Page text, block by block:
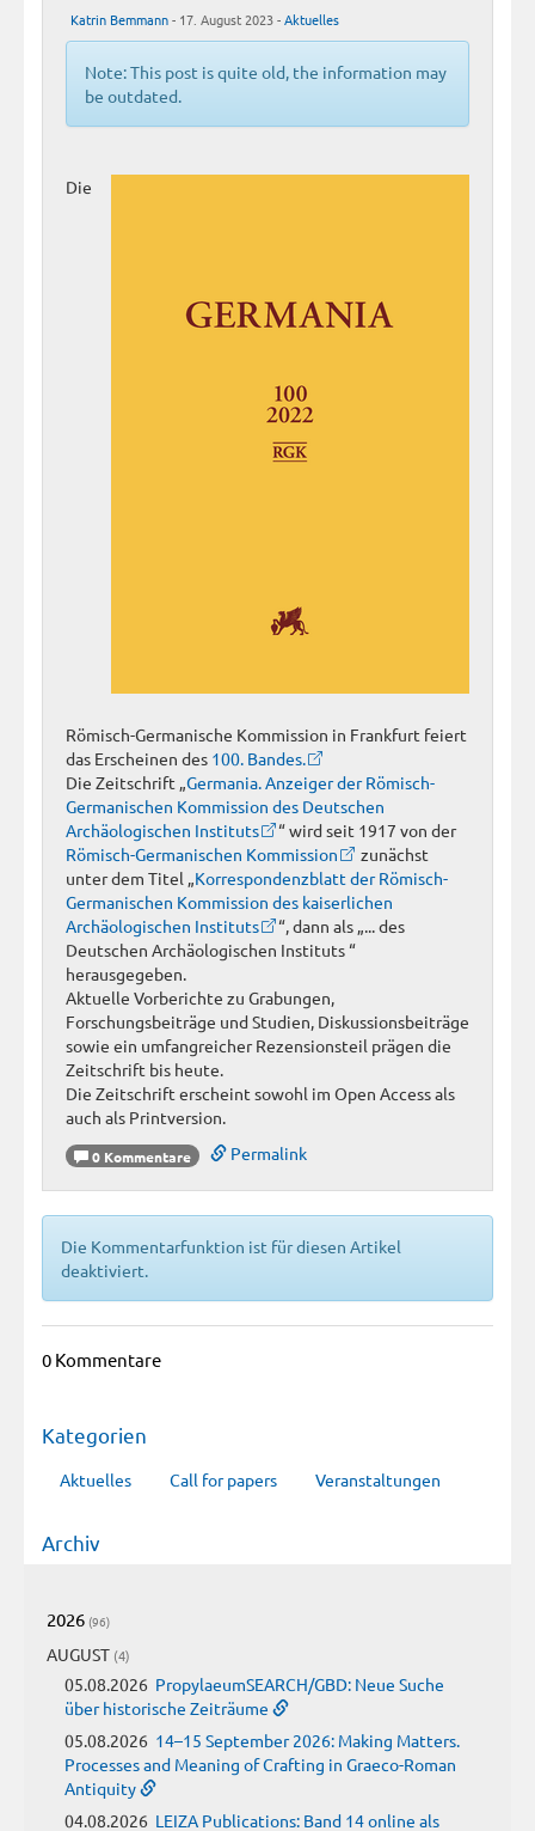
Katrin Bemmann- 17. August 2023 -Aktuelles
Note: This post is quite old, the information may
be outdated.
Die
Römisch-Germanische Kommission in Frankfurt feiert
das Erscheinen des 100. Bandes.
Die Zeitschrift „Germania. Anzeiger der Römisch-
Germanischen Kommission des Deutschen
Archäologischen Instituts
“ wird seit 1917 von der
Römisch-Germanischen Kommission
zunächst
unter dem Titel „Korrespondenzblatt der Römisch-
Germanischen Kommission des kaiserlichen
Archäologischen Instituts
“, dann als „... des
Deutschen Archäologischen Instituts “
herausgegeben.
Aktuelle Vorberichte zu Grabungen,
Forschungsbeiträge und Studien, Diskussionsbeiträge
sowie ein umfangreicher Rezensionsteil prägen die
Zeitschrift bis heute.
Die Zeitschrift erscheint sowohl im Open Access als
auch als Printversion.
0 Kommentare Permalink
Die Kommentarfunktion ist für diesen Artikel
deaktiviert.
0 Kommentare
Kategorien
Aktuelles Call for papers Veranstaltungen
Archiv
2026 (96)
AUGUST (4)
05.08.2026 PropylaeumSEARCH/GBD: Neue Suche
über historische Zeiträume
05.08.2026 14–15 September 2026: Making Matters.
Processes and Meaning of Crafting in Graeco-Roman
Antiquity
04.08.2026 LEIZA Publications: Band 14 online als